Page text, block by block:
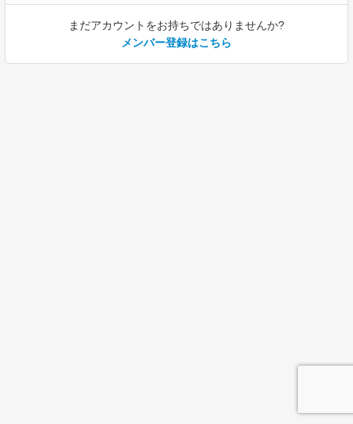
まだアカウントをお持ちではありませんか?
メンバー登録はこちら